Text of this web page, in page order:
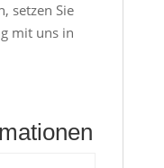
setzen Sie
mit uns in